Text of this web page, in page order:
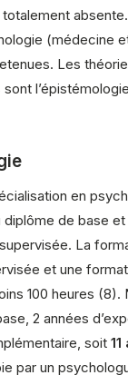
absente.
(médecine
Les
en
de base et
La
et une
100 heures (8).
2 années
soit
par un